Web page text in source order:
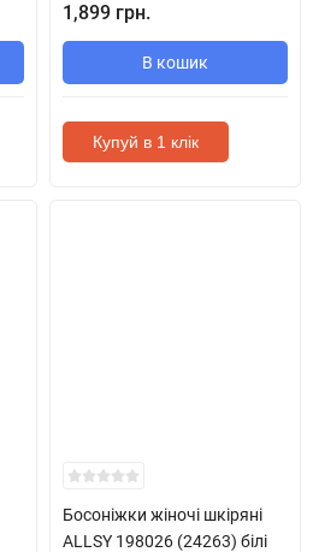
1,899 грн.
В кошик
Купуй в 1 клік
Босоніжки жіночі шкіряні
ALLSY 198026 (24263) білі